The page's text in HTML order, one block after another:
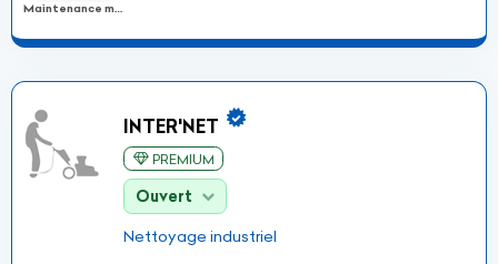
Maintenance microbiologique des climatiseurs
INTER'NET
PREMIUM
Ouvert
Nettoyage industriel